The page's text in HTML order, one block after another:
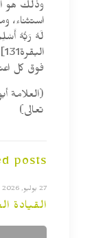
وذلك هو
استثناء،
لَهُ رَبُّهُ
فوق كل
(العلامة
تعالى)
posts
27 يوليو, 2026
القيادة